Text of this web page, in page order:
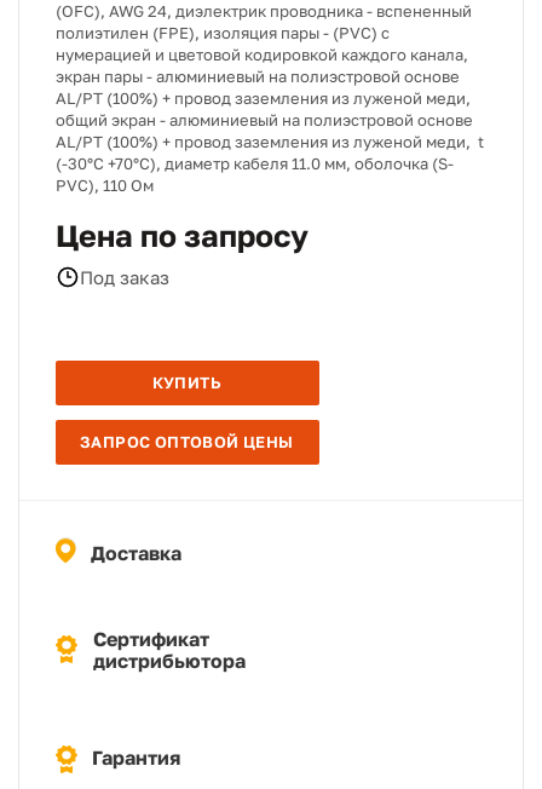
(OFC), AWG 24, диэлектрик проводника - вспененный
полиэтилен (FPE), изоляция пары - (PVC) с
нумерацией и цветовой кодировкой каждого канала,
экран пары - алюминиевый на полиэстровой основе
AL/PT (100%) + провод заземления из луженой меди,
общий экран - алюминиевый на полиэстровой основе
AL/PT (100%) + провод заземления из луженой меди, t
(-30°C +70°C), диаметр кабеля 11.0 мм, оболочка (S-
PVC), 110 Ом
Цена по запросу
Под заказ
КУПИТЬ
ЗАПРОС ОПТОВОЙ ЦЕНЫ
Доставка
Сертификат
дистрибьютора
Гарантия